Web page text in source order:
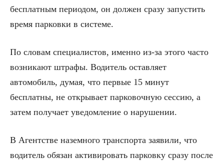
бесплатным периодом, он должен сразу запустить
время парковки в системе.
По словам специалистов, именно из-за этого часто
возникают штрафы. Водитель оставляет
автомобиль, думая, что первые 15 минут
бесплатны, не открывает парковочную сессию, а
затем получает уведомление о нарушении.
В Агентстве наземного транспорта заявили, что
водитель обязан активировать парковку сразу после